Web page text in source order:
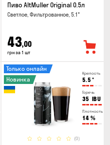
Пиво AltMuller Original 0.5л
Светлое, Фильтрованное, 5.1°
43,00
грн за 1 шт
Крепость
5.5 °
Горечь
35 IBU
Плотность
14 %
(0)
Только онлайн
Новинка